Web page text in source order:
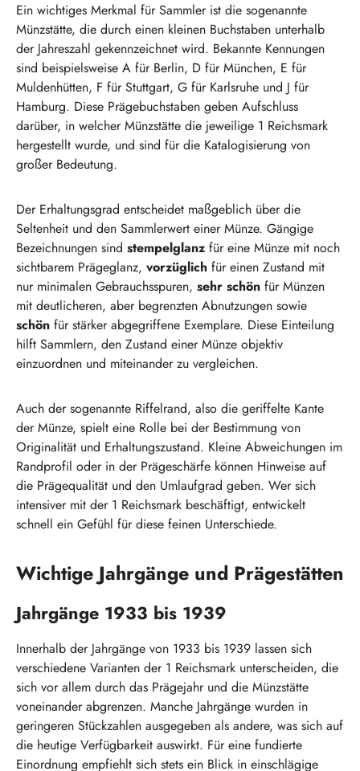
Ein wichtiges Merkmal für Sammler ist die sogenannte
Münzstätte, die durch einen kleinen Buchstaben unterhalb
der Jahreszahl gekennzeichnet wird. Bekannte Kennungen
sind beispielsweise A für Berlin, D für München, E für
Muldenhütten, F für Stuttgart, G für Karlsruhe und J für
Hamburg. Diese Prägebuchstaben geben Aufschluss
darüber, in welcher Münzstätte die jeweilige 1 Reichsmark
hergestellt wurde, und sind für die Katalogisierung von
großer Bedeutung.
Der Erhaltungsgrad entscheidet maßgeblich über die
Seltenheit und den Sammlerwert einer Münze. Gängige
Bezeichnungen sind stempelglanz für eine Münze mit noch
sichtbarem Prägeglanz, vorzüglich für einen Zustand mit
nur minimalen Gebrauchsspuren, sehr schön für Münzen
mit deutlicheren, aber begrenzten Abnutzungen sowie
schön für stärker abgegriffene Exemplare. Diese Einteilung
hilft Sammlern, den Zustand einer Münze objektiv
einzuordnen und miteinander zu vergleichen.
Auch der sogenannte Riffelrand, also die geriffelte Kante
der Münze, spielt eine Rolle bei der Bestimmung von
Originalität und Erhaltungszustand. Kleine Abweichungen im
Randprofil oder in der Prägeschärfe können Hinweise auf
die Prägequalität und den Umlaufgrad geben. Wer sich
intensiver mit der 1 Reichsmark beschäftigt, entwickelt
schnell ein Gefühl für diese feinen Unterschiede.
Wichtige Jahrgänge und Prägestätten
Jahrgänge 1933 bis 1939
Innerhalb der Jahrgänge von 1933 bis 1939 lassen sich
verschiedene Varianten der 1 Reichsmark unterscheiden, die
sich vor allem durch das Prägejahr und die Münzstätte
voneinander abgrenzen. Manche Jahrgänge wurden in
geringeren Stückzahlen ausgegeben als andere, was sich auf
die heutige Verfügbarkeit auswirkt. Für eine fundierte
Einordnung empfiehlt sich stets ein Blick in einschlägige